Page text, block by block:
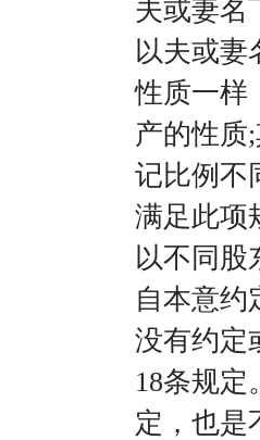
夫或妻名
以夫或妻
性质一样
产的性质
记比例不
满足此项
以不同股
自本意约
没有约定
18条规
定，也是